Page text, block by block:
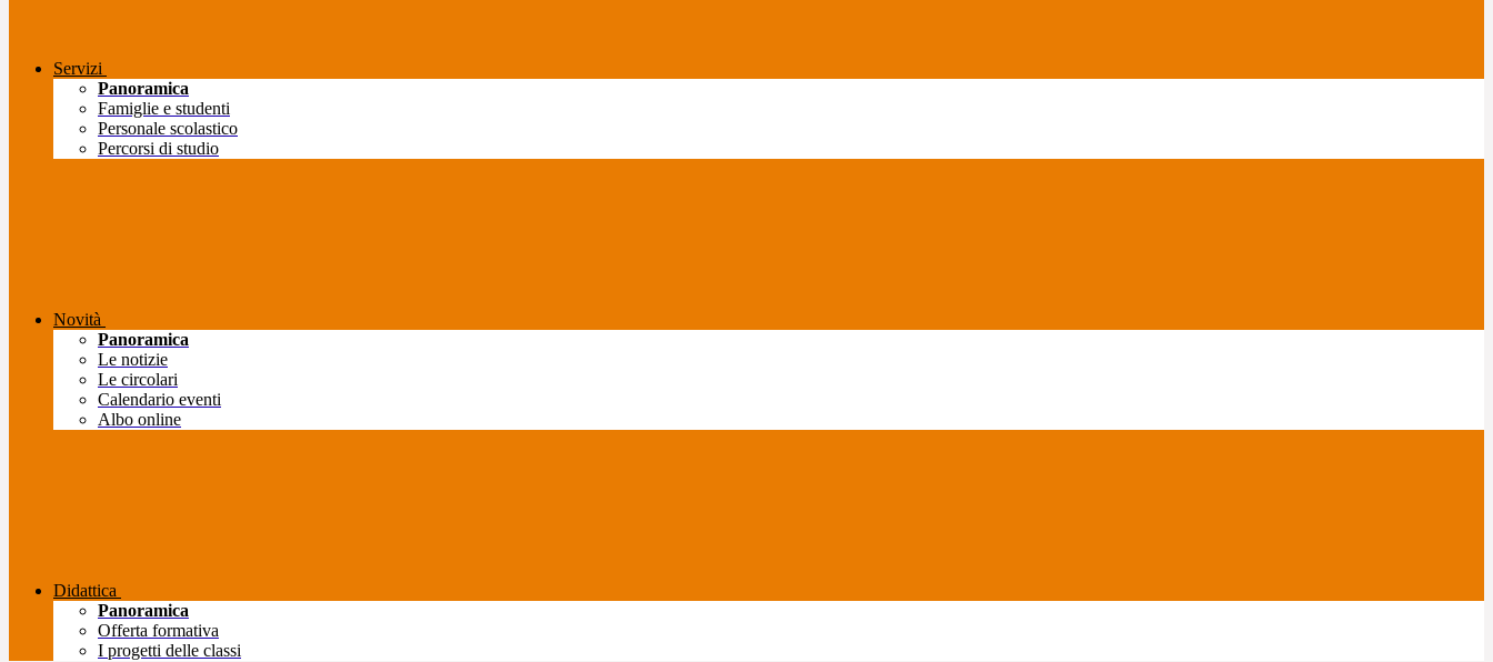
Servizi
Panoramica
Famiglie e studenti
Personale scolastico
Percorsi di studio
Novità
Panoramica
Le notizie
Le circolari
Calendario eventi
Albo online
Didattica
Panoramica
Offerta formativa
I progetti delle classi